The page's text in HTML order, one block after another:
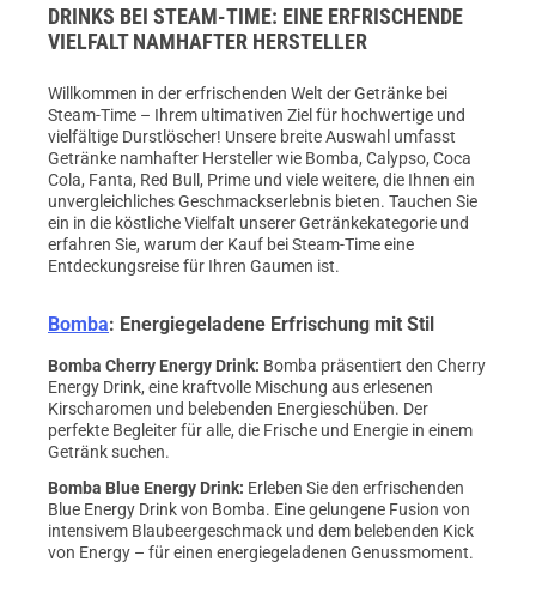
DRINKS BEI STEAM-TIME: EINE ERFRISCHENDE
VIELFALT NAMHAFTER HERSTELLER
Willkommen in der erfrischenden Welt der Getränke bei
Steam-Time – Ihrem ultimativen Ziel für hochwertige und
vielfältige Durstlöscher! Unsere breite Auswahl umfasst
Getränke namhafter Hersteller wie Bomba, Calypso, Coca
Cola, Fanta, Red Bull, Prime und viele weitere, die Ihnen ein
unvergleichliches Geschmackserlebnis bieten. Tauchen Sie
ein in die köstliche Vielfalt unserer Getränkekategorie und
erfahren Sie, warum der Kauf bei Steam-Time eine
Entdeckungsreise für Ihren Gaumen ist.
Bomba: Energiegeladene Erfrischung mit Stil
Bomba Cherry Energy Drink: Bomba präsentiert den Cherry
Energy Drink, eine kraftvolle Mischung aus erlesenen
Kirscharomen und belebenden Energieschüben. Der
perfekte Begleiter für alle, die Frische und Energie in einem
Getränk suchen.
Bomba Blue Energy Drink: Erleben Sie den erfrischenden
Blue Energy Drink von Bomba. Eine gelungene Fusion von
intensivem Blaubeergeschmack und dem belebenden Kick
von Energy – für einen energiegeladenen Genussmoment.